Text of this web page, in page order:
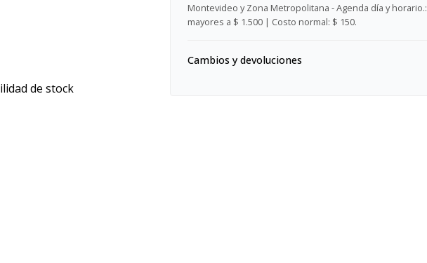
de stock
Montevideo y Zona Metropolitana - Agenda día y horario.:
mayores a $ 1.500 | Costo normal: $ 150.
Cambios y devoluciones